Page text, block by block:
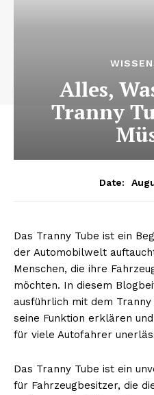
Alles,
Tranny
Date:
Das Tranny Tube ist ein
der Automobilwelt
Menschen, die ihre
möchten. In diesem
ausführlich mit dem
seine Funktion erklären
für viele Autofahrer
Das Tranny Tube ist ein
für Fahrzeugbesitzer, die